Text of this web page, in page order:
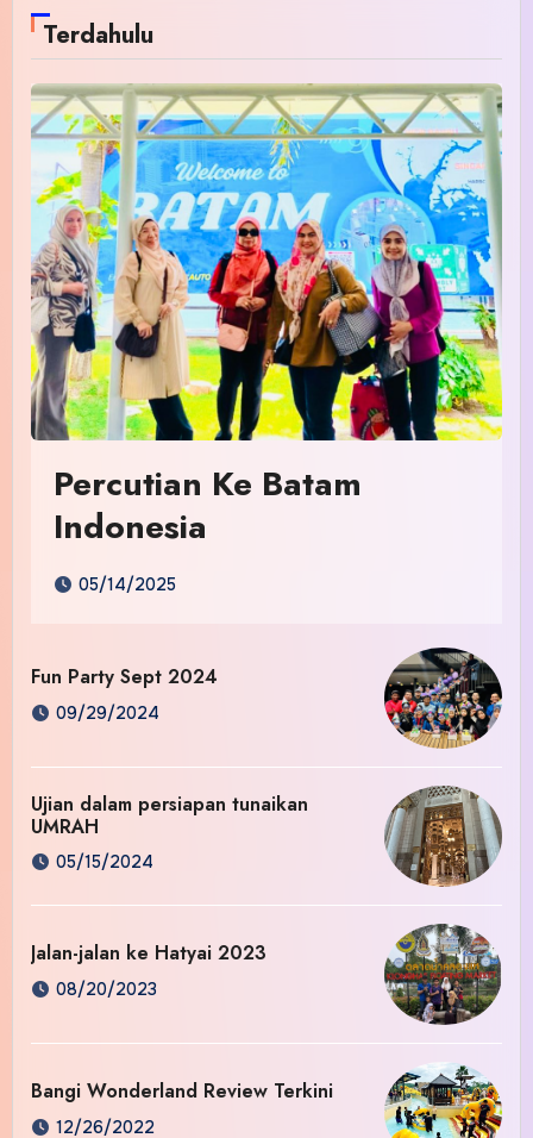
Terdahulu
Percutian Ke Batam
Indonesia
05/14/2025
Fun Party Sept 2024
09/29/2024
Ujian dalam persiapan tunaikan
UMRAH
05/15/2024
Jalan-jalan ke Hatyai 2023
08/20/2023
Bangi Wonderland Review Terkini
12/26/2022